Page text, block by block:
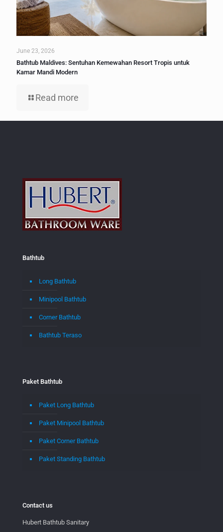
June 23, 2026
Bathtub Maldives: Sentuhan Kemewahan Resort Tropis untuk
Kamar Mandi Modern
Read more
Bathtub
Long Bathtub
Minipool Bathtub
Corner Bathtub
Bathtub Teraso
Paket Bathtub
Paket Long Bathtub
Paket Minipool Bathtub
Paket Corner Bathtub
Paket Standing Bathtub
Contact us
Hubert Bathtub Sanitary